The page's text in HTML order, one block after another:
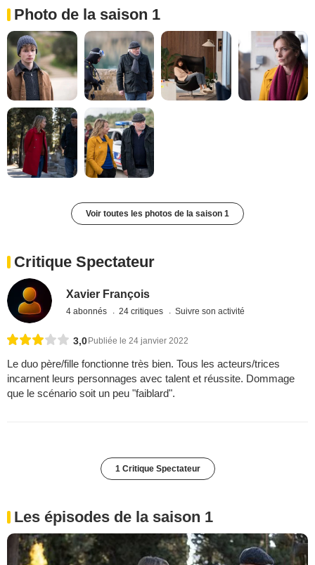
Photo de la saison 1
Voir toutes les photos de la saison 1
Critique Spectateur
Xavier François
4 abonnés 24 critiques Suivre son activité
3,0 Publiée le 24 janvier 2022
Le duo père/fille fonctionne très bien. Tous les acteurs/trices
incarnent leurs personnages avec talent et réussite. Dommage
que le scénario soit un peu "faiblard".
1 Critique Spectateur
Les épisodes de la saison 1